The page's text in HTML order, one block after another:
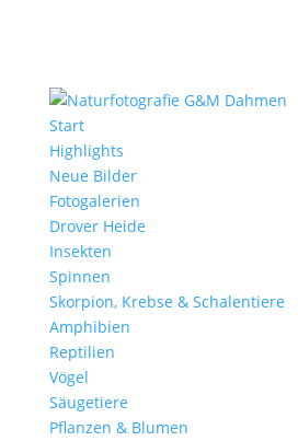
Start
Highlights
Neue Bilder
Fotogalerien
Drover Heide
Insekten
Spinnen
Skorpion, Krebse & Schalentiere
Amphibien
Reptilien
Vögel
Säugetiere
Pflanzen & Blumen